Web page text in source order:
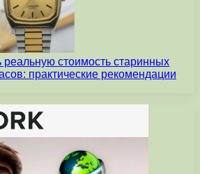
реальную стоимость старинных
практические рекомендации